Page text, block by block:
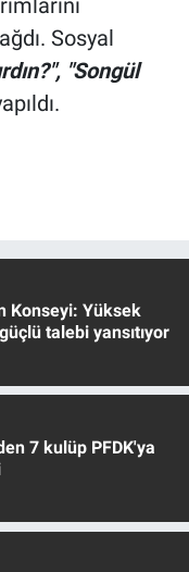
Sosyal
"Songül
Konseyi: Yüksek
talebi yansıtıyor
7 kulüp PFDK'ya